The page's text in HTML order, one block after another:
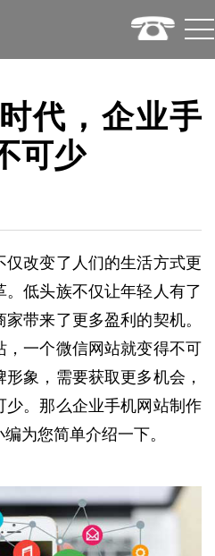
代，企业手
可少
改变了人们的生活方式更
低头族不仅让年轻人有了
带来了更多盈利的契机。
，一个微信网站就变得不可
象，需要获取更多机会，
。那么企业手机网站制作
为您简单介绍一下。